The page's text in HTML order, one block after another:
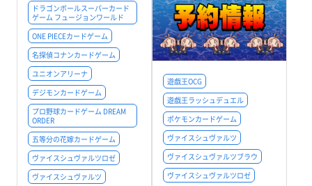
ドラゴンボールスーパーカード
ゲーム フュージョンワールド
ONE PIECEカードゲーム
名探偵コナンカードゲーム
ユニオンアリーナ
デジモンカードゲーム
プロ野球カードゲーム DREAM
ORDER
五等分の花嫁カードゲーム
ヴァイスシュヴァルツロゼ
ヴァイスシュヴァルツ
遊戯王OCG
遊戯王ラッシュデュエル
ポケモンカードゲーム
ヴァイスシュヴァルツ
ヴァイスシュヴァルツブラウ
ヴァイスシュヴァルツロゼ